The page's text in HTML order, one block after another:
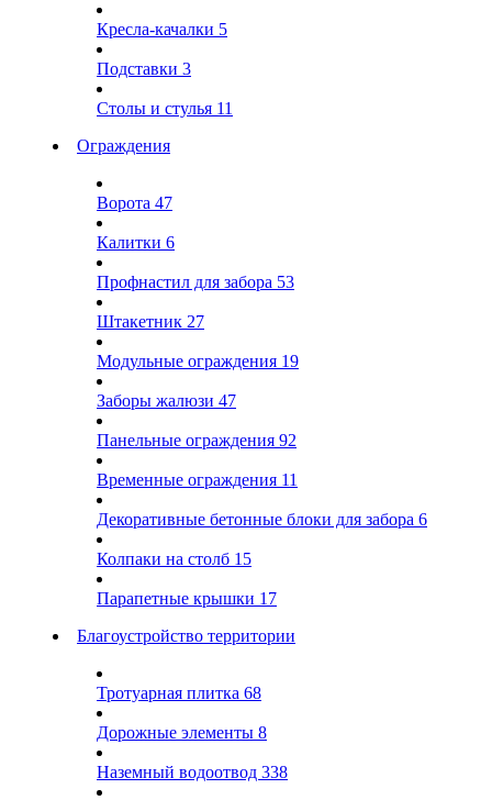
Кресла-качалки 5
Подставки 3
Столы и стулья 11
Ограждения
Ворота 47
Калитки 6
Профнастил для забора 53
Штакетник 27
Модульные ограждения 19
Заборы жалюзи 47
Панельные ограждения 92
Временные ограждения 11
Декоративные бетонные блоки для забора 6
Колпаки на столб 15
Парапетные крышки 17
Благоустройство территории
Тротуарная плитка 68
Дорожные элементы 8
Наземный водоотвод 338